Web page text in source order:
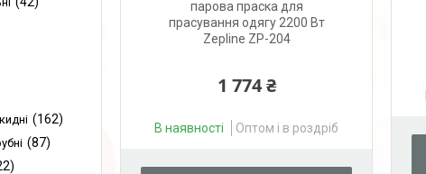
парова праска для
прасування одягу 2200 Вт
Zepline ZP-204
1 774 ₴
В наявності Оптом і в роздріб
162
87